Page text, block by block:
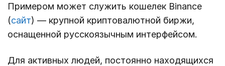
Примером может служить кошелек Binance
(сайт) — крупной криптовалютной биржи,
оснащенной русскоязычным интерфейсом.
Для активных людей, постоянно находящихся